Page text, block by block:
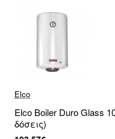
Elco
Elco Boiler Duro Glass
δόσεις)